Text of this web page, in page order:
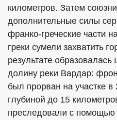
километров. Затем
дополнительные силы
франко-греческие части
греки сумели захватить
результате
долину реки Вардар:
был прорван на участке в
глубиной до 15
преследовали с помощью